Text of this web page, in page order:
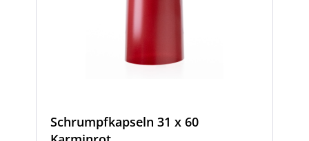
Schrumpfkapseln 31 x 60